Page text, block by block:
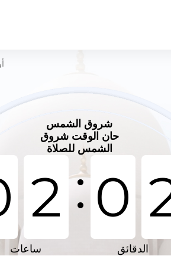
شروق الشمس
حان الوقت شروق
الشمس للصلاة
2 :0
ساعات الدقائق